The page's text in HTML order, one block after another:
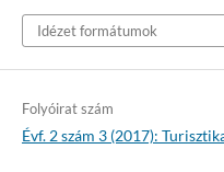
Idézet formátumok
Folyóirat szám
Évf. 2 szám 3 (2017):